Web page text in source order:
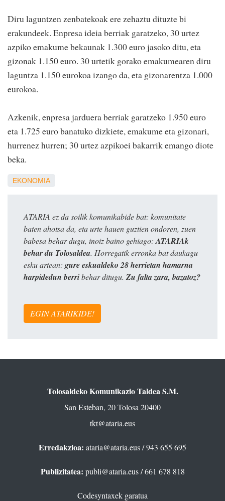
Diru laguntzen zenbatekoak ere zehaztu dituzte bi
erakundeek. Enpresa ideia berriak garatzeko, 30 urtez
azpiko emakume bekaunak 1.300 euro jasoko ditu, eta
gizonak 1.150 euro. 30 urtetik gorako emakumearen diru
laguntza 1.150 eurokoa izango da, eta gizonarentza 1.000
eurokoa.
Azkenik, enpresa jarduera berriak garatzeko 1.950 euro
eta 1.725 euro banatuko dizkiete, emakume eta gizonari,
hurrenez hurren; 30 urtez azpikoei bakarrik emango diote
beka.
EKONOMIA
ATARIA ez da soilik komunikabide bat: komunitate
baten ahotsa da, eta urte hauen guztien ondoren, zuen
babesa behar dugu, inoiz baino gehiago:ATARIAk
behar du Tolosaldea. Horregatik erronka bat daukagu
esku artean: gure eskualdeko 28 herrietan hamarna
harpidedun berribehar ditugu. Zu falta zara, bazatoz?
EGIN ATARIKIDE!
Tolosaldeko Komunikazio Taldea S.M.
San Esteban, 20 Tolosa 20400
tkt@ataria.eus
Erredakzioa: ataria@ataria.eus/ 943 655 695
Publizitatea: publi@ataria.eus/ 661 678 818
Codesyntaxek garatua